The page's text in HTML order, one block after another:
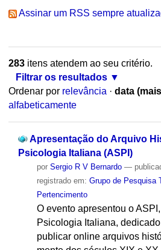
Assinar um RSS sempre
283itens atendem ao seu critério.
Filtrar os resultados
Ordenar por relevância · data
alfabeticamente
Apresentação do Arquivo
Psicologia Italiana (ASPI)
por Sergio R V Bernardo —
registrado em: Grupo de Pesquisa
Pertencimento
O evento apresentou o
Psicologia Italiana,
publicar online arquivos